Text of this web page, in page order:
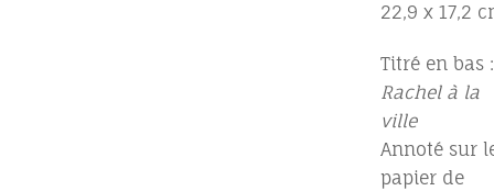
22,9 x 17,2
Titré en bas :
Rachel à la
ville
Annoté sur
papier de